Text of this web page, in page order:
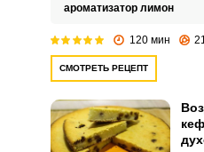
ароматизатор лимон
120 мин
СМОТРЕТЬ РЕЦЕПТ